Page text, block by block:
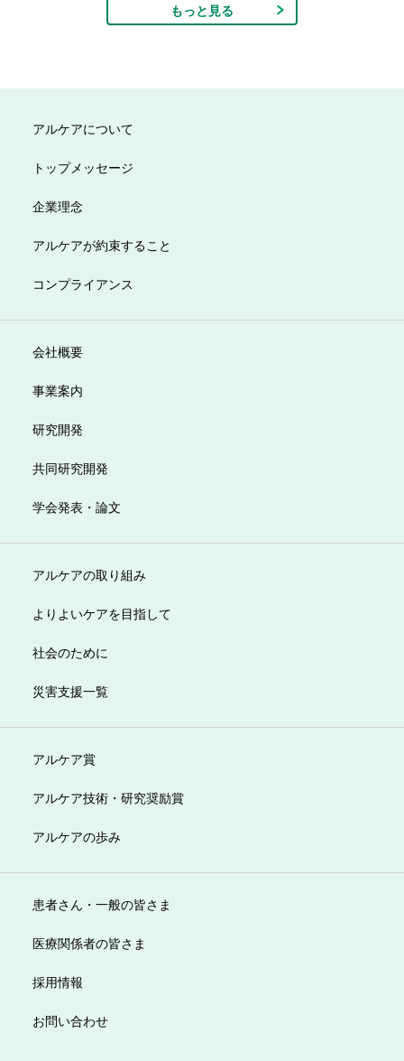
もっと見る
アルケアについて
トップメッセージ
企業理念
アルケアが約束すること
コンプライアンス
会社概要
事業案内
研究開発
共同研究開発
学会発表・論文
アルケアの取り組み
よりよいケアを目指して
社会のために
災害支援一覧
アルケア賞
アルケア技術・研究奨励賞
アルケアの歩み
患者さん・一般の皆さま
医療関係者の皆さま
採用情報
お問い合わせ